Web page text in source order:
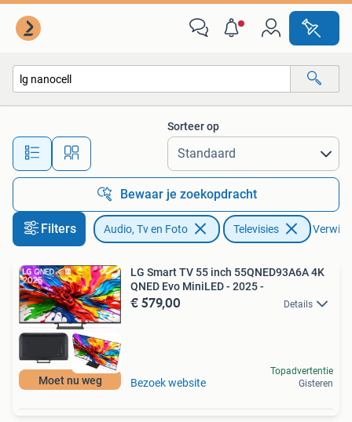
Alle afstanden…
Sorteer op
Bewaar je zoekopdracht
Filters Audio, Tv en Foto Televisies
Moet nu weg
LG Smart TV 55 inch 55QNED93A6A 4K
QNED Evo MiniLED - 2025 -
€ 579,00 Details
Bezoek website
Topadvertentie
Gisteren